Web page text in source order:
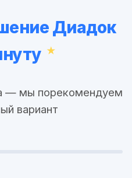
Диадок
— мы порекомендуем
вариант